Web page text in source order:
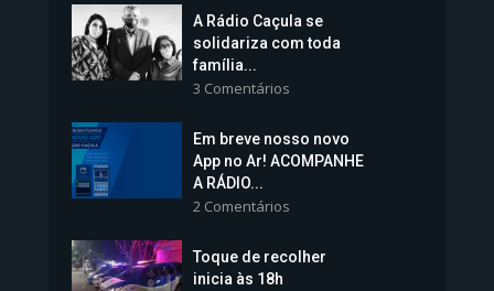
Vice-Prefeita Sheila Lemos
tomará posse nesta...
1.101 Modos de exibição
A Rádio Caçula se
solidariza com toda
família...
3 Comentários
Em breve nosso novo
App no Ar! ACOMPANHE
A RÁDIO...
2 Comentários
Toque de recolher
inicia às 18h